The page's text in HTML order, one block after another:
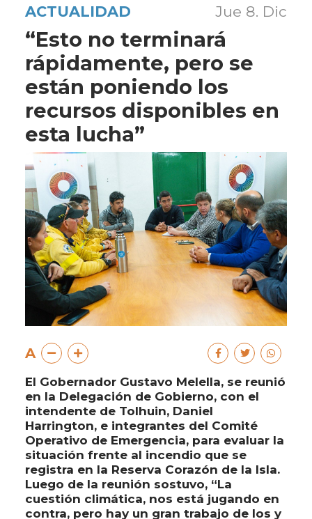
ACTUALIDAD Jue 8. Dic
“Esto no terminará
rápidamente, pero se
están poniendo los
recursos disponibles en
esta lucha”
A
El Gobernador Gustavo Melella, se reunió
en la Delegación de Gobierno, con el
intendente de Tolhuin, Daniel
Harrington, e integrantes del Comité
Operativo de Emergencia, para evaluar la
situación frente al incendio que se
registra en la Reserva Corazón de la Isla.
Luego de la reunión sostuvo, “La
cuestión climática, nos está jugando en
contra, pero hay un gran trabajo de los y